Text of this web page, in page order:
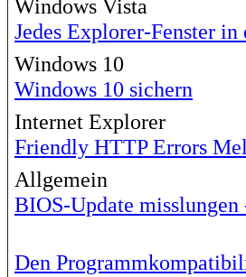
Windows Vista
Jedes Explorer-Fenster
Windows 10
Windows 10 sichern
Internet Explorer
Friendly HTTP Errors
Allgemein
BIOS-Update misslungen
Den